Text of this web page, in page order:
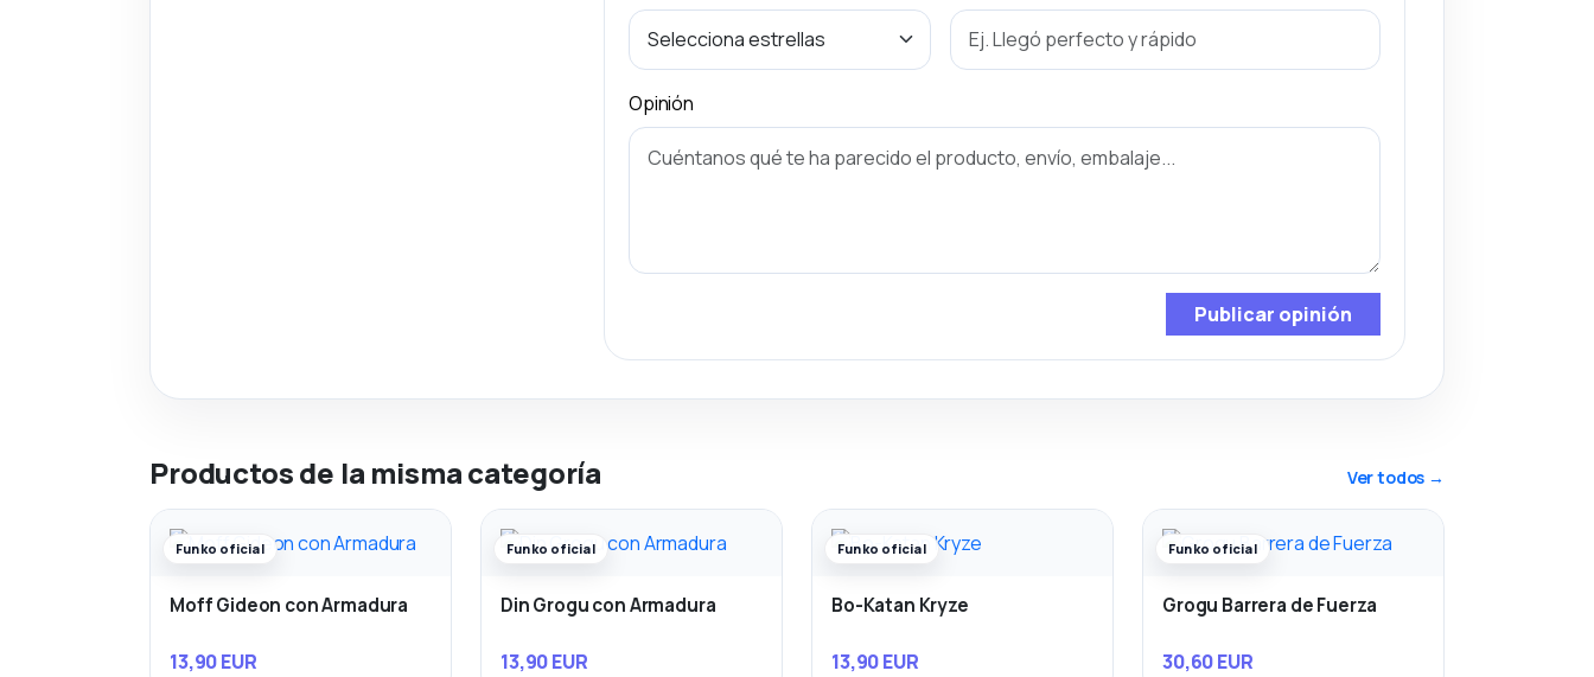
Opinión
Publicar opinión
Productos de la misma categoría Ver todos →
Funko oficial
Moff Gideon con Armadura
13,90 EUR
Funko oficial
Din Grogu con Armadura
13,90 EUR
Funko oficial
Bo-Katan Kryze
13,90 EUR
Funko oficial
Grogu Barrera de Fuerza
30,60 EUR